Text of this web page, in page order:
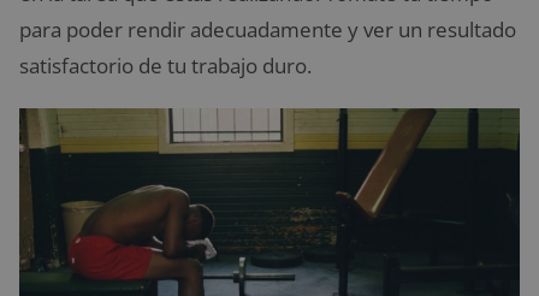
para poder rendir adecuadamente y ver un resultado
satisfactorio de tu trabajo duro.